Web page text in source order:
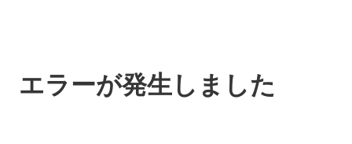
エラーが発生しました